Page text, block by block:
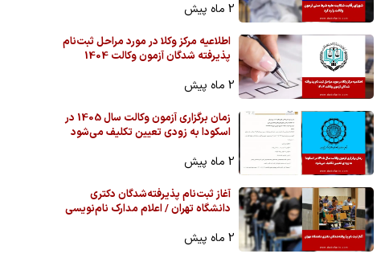
2 ماه پیش
اطلاعیه مرکز وکلا در مورد مراحل ثبت‌نام
پذیرفته شدگان آزمون وکالت 1404
2 ماه پیش
زمان برگزاری آزمون وکالت سال 1405 در
اسکودا به زودی تعیین تکلیف می‌شود
2 ماه پیش
آغاز ثبت‌نام پذیرفته‌شدگان دکتری
دانشگاه تهران / اعلام مدارک نام‌نویسی
2 ماه پیش